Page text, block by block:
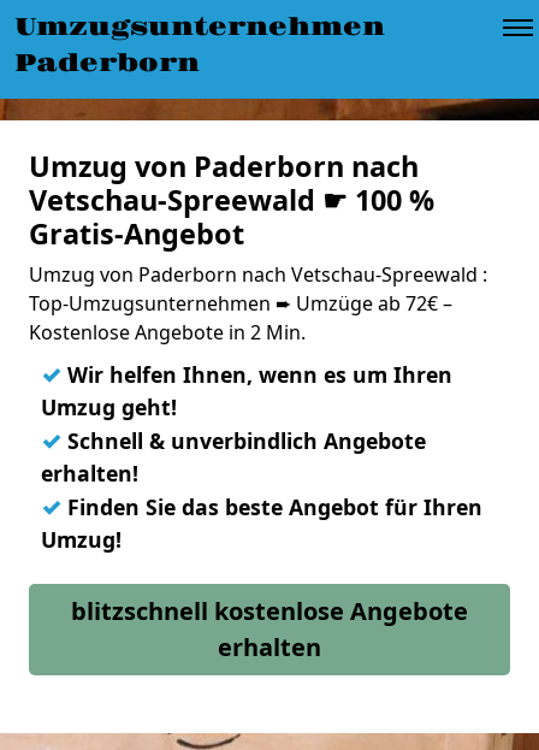
Umzugsunternehmen
Paderborn
Umzug von Paderborn nach
Vetschau-Spreewald ☛ 100 %
Gratis-Angebot
Umzug von Paderborn nach Vetschau-Spreewald :
Top-Umzugsunternehmen ➨ Umzüge ab 72€ –
Kostenlose Angebote in 2 Min.
✓ Wir helfen Ihnen, wenn es um Ihren
Umzug geht!
✓ Schnell & unverbindlich Angebote
erhalten!
✓ Finden Sie das beste Angebot für Ihren
Umzug!
blitzschnell kostenlose Angebote
erhalten